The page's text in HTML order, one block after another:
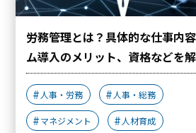
労務管理とは？具体的な仕事内
ム導入のメリット、資格などを
人事・労務 人事・総務
マネジメント 人材育成